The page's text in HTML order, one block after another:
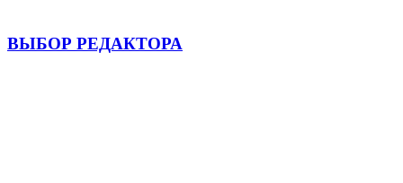
ВЫБОР РЕДАКТОРА